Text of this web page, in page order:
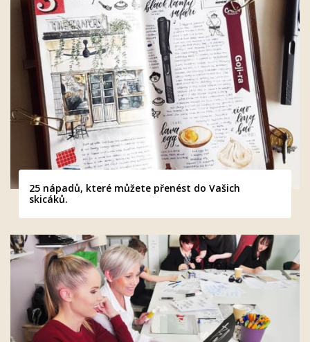
25 nápadů, které můžete přenést do Vašich
skicáků.